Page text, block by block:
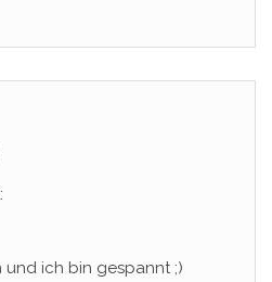
und ich bin gespannt ;)